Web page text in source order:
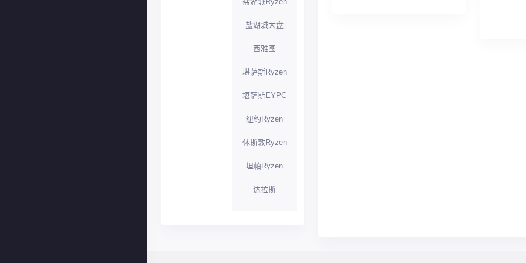
盐湖城大盘
西雅图
堪萨斯Ryzen
堪萨斯EYPC
纽约Ryzen
休斯敦Ryzen
坦帕Ryzen
达拉斯